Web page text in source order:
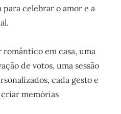
celebrar o amor e a
romântico em casa, uma
de votos, uma sessão
cada gesto e
memórias